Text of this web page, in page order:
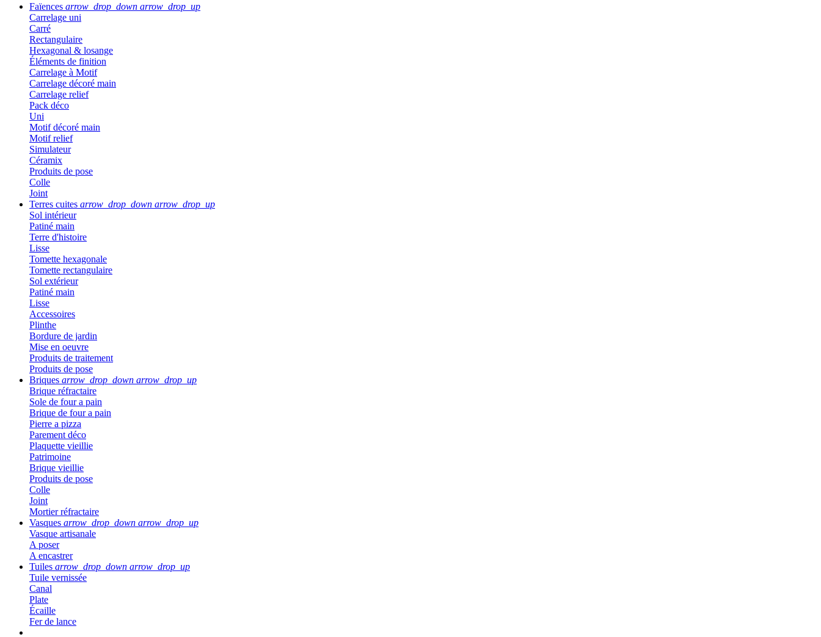
Faïences arrow_drop_down arrow_drop_up
Carrelage uni
Carré
Rectangulaire
Hexagonal & losange
Éléments de finition
Carrelage à Motif
Carrelage décoré main
Carrelage relief
Pack déco
Uni
Motif décoré main
Motif relief
Simulateur
Céramix
Produits de pose
Colle
Joint
Terres cuites arrow_drop_down arrow_drop_up
Sol intérieur
Patiné main
Terre d'histoire
Lisse
Tomette hexagonale
Tomette rectangulaire
Sol extérieur
Patiné main
Lisse
Accessoires
Plinthe
Bordure de jardin
Mise en oeuvre
Produits de traitement
Produits de pose
Briques arrow_drop_down arrow_drop_up
Brique réfractaire
Sole de four a pain
Brique de four a pain
Pierre a pizza
Parement déco
Plaquette vieillie
Patrimoine
Brique vieillie
Produits de pose
Colle
Joint
Mortier réfractaire
Vasques arrow_drop_down arrow_drop_up
Vasque artisanale
A poser
A encastrer
Tuiles arrow_drop_down arrow_drop_up
Tuile vernissée
Canal
Plate
Écaille
Fer de lance